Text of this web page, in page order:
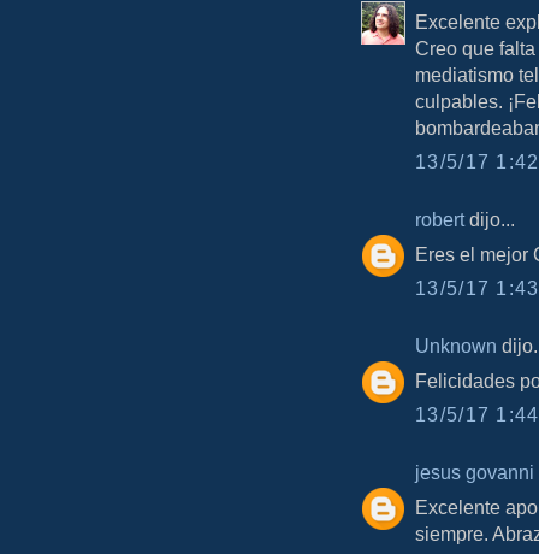
Excelente
Creo que
mediatismo
culpables.
13/5/17
robertdijo...
Eres el mejor
13/5/17
Unknown
Felicidades
13/5/17
jesus govanni
Excelente
siempre.